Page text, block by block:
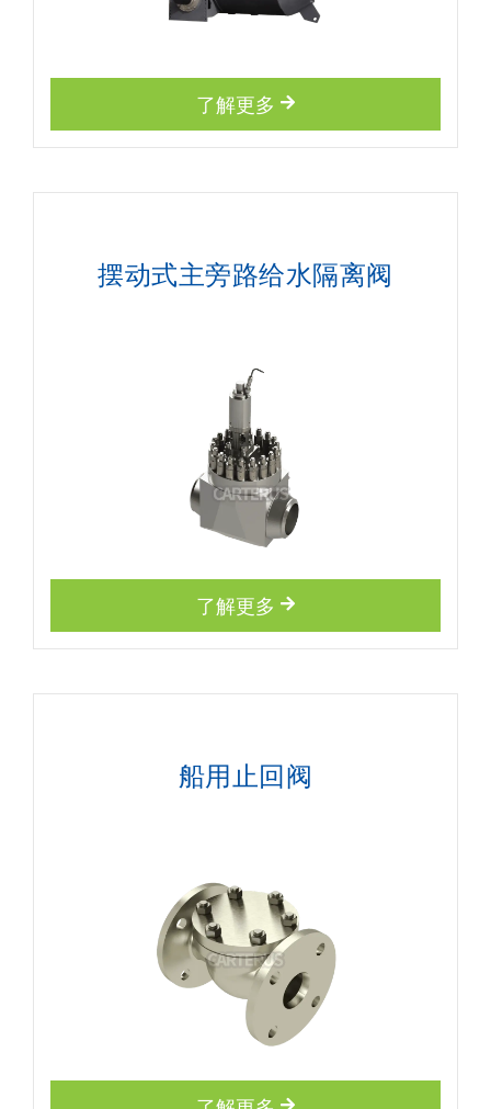
了解更多
摆动式主旁路给水隔离阀
了解更多
船用止回阀